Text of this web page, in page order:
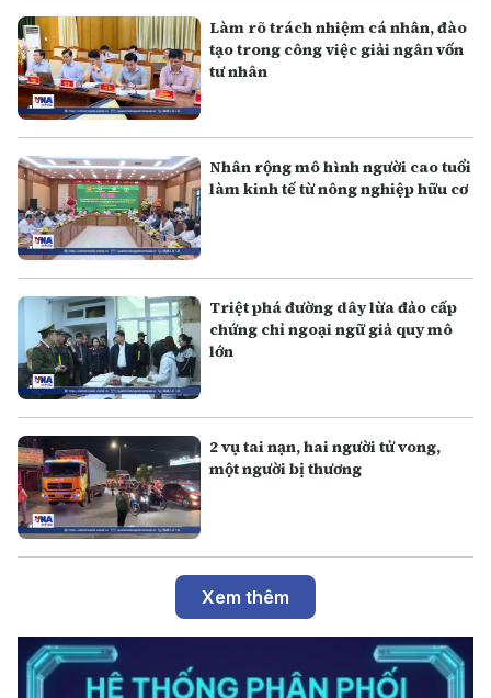
Làm rõ trách nhiệm cá nhân, đào
tạo trong công việc giải ngân vốn
tư nhân
Nhân rộng mô hình người cao tuổi
làm kinh tế từ nông nghiệp hữu cơ
Triệt phá đường dây lừa đảo cấp
chứng chỉ ngoại ngữ giả quy mô
lớn
2 vụ tai nạn, hai người tử vong,
một người bị thương
Xem thêm